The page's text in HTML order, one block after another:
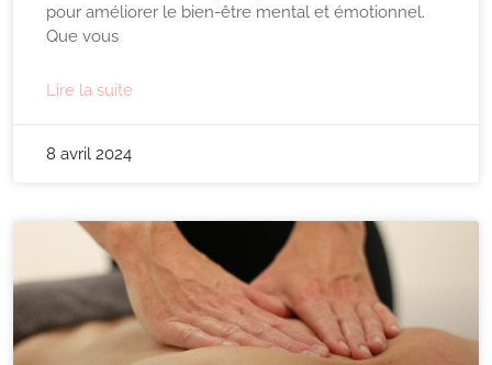
pour améliorer le bien-être mental et émotionnel.
Que vous
Lire la suite
8 avril 2024